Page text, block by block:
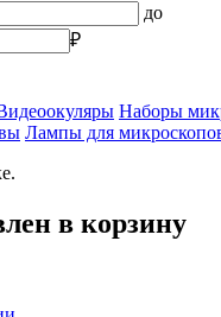
до
₽
Наборы
Лампы для
в корзину